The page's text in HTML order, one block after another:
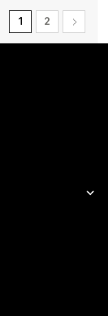
1 2